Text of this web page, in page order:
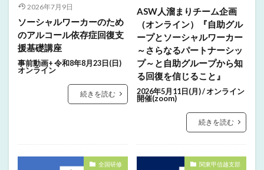
2026年7月9日
ソーシャルワーカーのため
のアルコール依存症回復支
援基礎講座
事前動画+ 令和8年8月23日(日)
オンライン
続きを読む
ASW人溜まりチーム企画
（オンライン）『自助グル
ープとソーシャルワーカー
～さらなるパートナーシッ
プ～と自助グループから知
る回復を信じること』
2026年5月11日(月) / オンライン
開催(zoom)
続きを読む
全国研修 関東甲信越支部